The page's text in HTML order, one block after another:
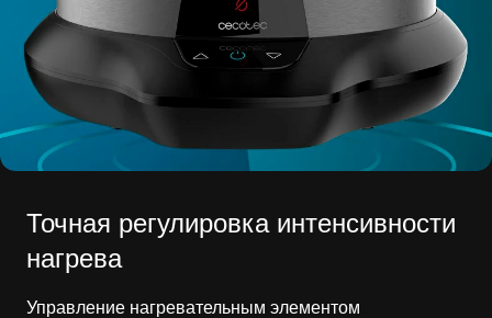
Точная регулировка интенсивности
нагрева
Управление нагревательным элементом